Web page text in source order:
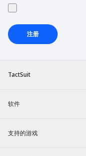
TactSuit
软件
支持的游戏
注册